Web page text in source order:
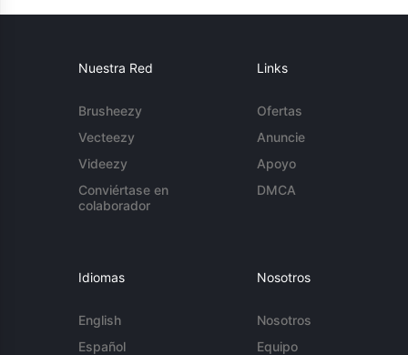
Nuestra Red
Brusheezy
Vecteezy
Videezy
Conviértase en
colaborador
Links
Ofertas
Anuncie
Apoyo
DMCA
Idiomas
English
Español
Nosotros
Nosotros
Equipo